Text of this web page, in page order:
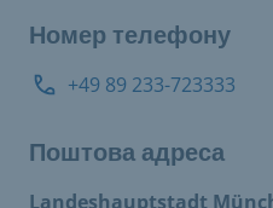
Номер телефону
+49 89 233-723333
Поштова адреса
Landeshauptstadt